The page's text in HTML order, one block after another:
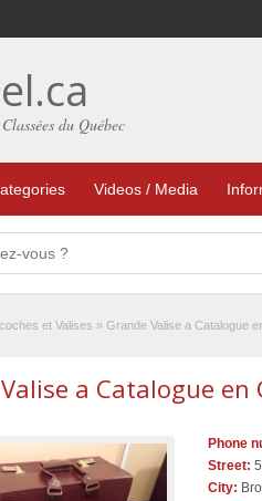
du Québec
Videos / Media
et Valises » Grande Valise a Catalogue
a Catalogue en
Phone
Street:
City: